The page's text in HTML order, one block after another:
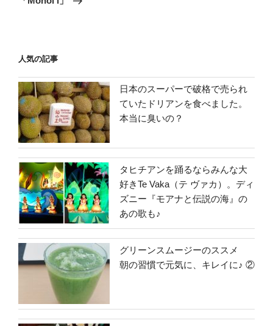
人気の記事
日本のスーパーで破格で売られ
ていたドリアンを食べました。
本当に臭いの？
タヒチアンを踊るならみんな大
好きTe Vaka（テ ヴァカ）。ディ
ズニー『モアナと伝説の海』の
あの歌も♪
グリーンスムージーのススメ
朝の習慣で元気に、キレイに♪ ②